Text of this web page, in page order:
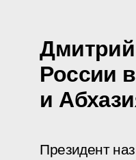
России
и
Президент